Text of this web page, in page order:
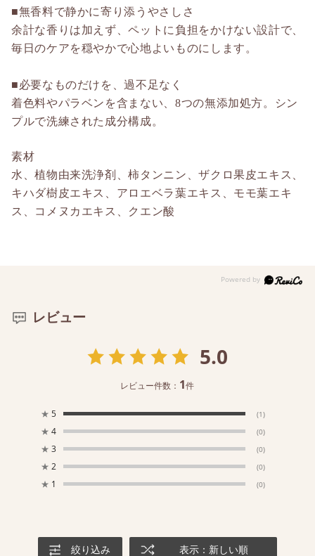
■無香料で静かに寄り添うやさしさ
余計な香りは加えず、ペットに負担をかけない設計で、
毎日のケアを穏やかで心地よいものにします。
■必要なものだけを、過不足なく
着色料やパラベンを含まない、8つの無添加処方。シン
プルで洗練された成分構成。
素材
水、植物由来洗浄剤、柿タンニン、ザクロ果皮エキス、
キハダ樹皮エキス、アロエベラ葉エキス、モモ葉エキ
ス、コメヌカエキス、クエン酸
レビュー
5.0
レビュー件数： 1件
★ 5 (1)
★ 4 (0)
★ 3 (0)
★ 2 (0)
★ 1 (0)
絞り込み 表示：新しい順